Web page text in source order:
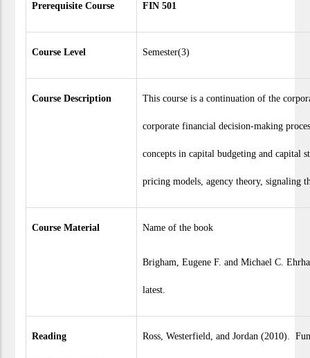
Prerequisite Course FIN 501
Course Level Semester(3)
Course Description This course is a continuation of the
corporate financial decision-making
concepts in capital budgeting and capital
pricing models, agency theory, signaling
Course Material Name of the book
Brigham, Eugene F. and Michael C.
latest.
Reading Ross, Westerfield, and Jordan (2010).